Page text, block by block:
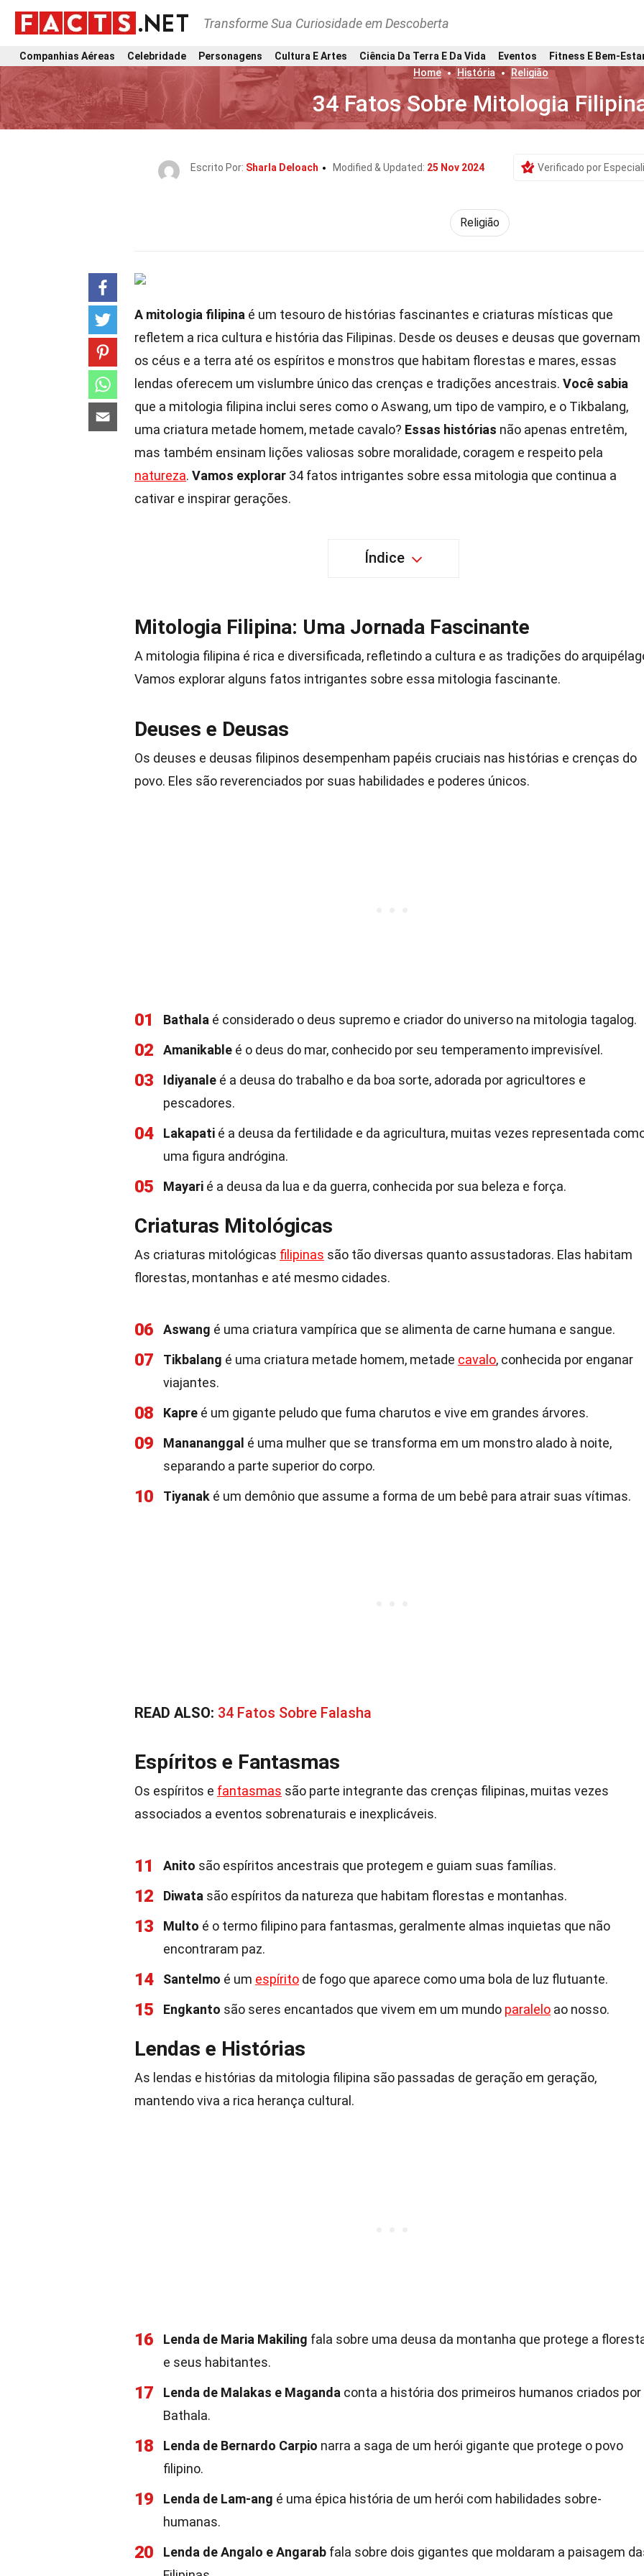
Transforme Sua Curiosidade em Descoberta
Companhias Aéreas Celebridade Personagens Cultura E Artes Ciência Da Terra E Da Vida Eventos
Fitness E Bem-
Home
História Religião
34 Fatos Sobre Mitologia
Escrito Por: Sharla Deloach Modified & Updated: 25 Nov 2024 Verificado por
Religião
A mitologia filipina é um tesouro de histórias fascinantes e criaturas místicas que
refletem a rica cultura e história das Filipinas. Desde os deuses e deusas que governam
os céus e a terra até os espíritos e monstros que habitam florestas e mares, essas
lendas oferecem um vislumbre único das crenças e tradições ancestrais. Você sabia
que a mitologia filipina inclui seres como o Aswang, um tipo de vampiro, e o Tikbalang,
uma criatura metade homem, metade cavalo? Essas histórias não apenas entretêm,
mas também ensinam lições valiosas sobre moralidade, coragem e respeito pela
natureza. Vamos explorar 34 fatos intrigantes sobre essa mitologia que continua a
cativar e inspirar gerações.
Índice
Mitologia Filipina: Uma Jornada Fascinante
A mitologia filipina é rica e diversificada, refletindo a cultura e as tradições do
Vamos explorar alguns fatos intrigantes sobre essa mitologia fascinante.
Deuses e Deusas
Os deuses e deusas filipinos desempenham papéis cruciais nas histórias e crenças do
povo. Eles são reverenciados por suas habilidades e poderes únicos.
01 Bathala é considerado o deus supremo e criador do universo na mitologia tagalog.
02 Amanikable é o deus do mar, conhecido por seu temperamento imprevisível.
03 Idiyanale é a deusa do trabalho e da boa sorte, adorada por agricultores e
pescadores.
04 Lakapati é a deusa da fertilidade e da agricultura, muitas vezes representada
uma figura andrógina.
05 Mayari é a deusa da lua e da guerra, conhecida por sua beleza e força.
Criaturas Mitológicas
As criaturas mitológicas filipinas são tão diversas quanto assustadoras. Elas habitam
florestas, montanhas e até mesmo cidades.
06 Aswang é uma criatura vampírica que se alimenta de carne humana e sangue.
07 Tikbalang é uma criatura metade homem, metade cavalo, conhecida por enganar
viajantes.
08 Kapre é um gigante peludo que fuma charutos e vive em grandes árvores.
09 Manananggal é uma mulher que se transforma em um monstro alado à noite,
separando a parte superior do corpo.
10 Tiyanak é um demônio que assume a forma de um bebê para atrair suas vítimas.
READ ALSO: 34 Fatos Sobre Falasha
Espíritos e Fantasmas
Os espíritos e fantasmas são parte integrante das crenças filipinas, muitas vezes
associados a eventos sobrenaturais e inexplicáveis.
11 Anito são espíritos ancestrais que protegem e guiam suas famílias.
12 Diwata são espíritos da natureza que habitam florestas e montanhas.
13 Multo é o termo filipino para fantasmas, geralmente almas inquietas que não
encontraram paz.
14 Santelmo é um espírito de fogo que aparece como uma bola de luz flutuante.
15 Engkanto são seres encantados que vivem em um mundo paralelo ao nosso.
Lendas e Histórias
As lendas e histórias da mitologia filipina são passadas de geração em geração,
mantendo viva a rica herança cultural.
16 Lenda de Maria Makiling fala sobre uma deusa da montanha que protege a
e seus habitantes.
17 Lenda de Malakas e Maganda conta a história dos primeiros humanos criados por
Bathala.
18 Lenda de Bernardo Carpio narra a saga de um herói gigante que protege o povo
filipino.
19 Lenda de Lam-ang é uma épica história de um herói com habilidades sobre-
humanas.
20 Lenda de Angalo e Angarab fala sobre dois gigantes que moldaram a paisagem